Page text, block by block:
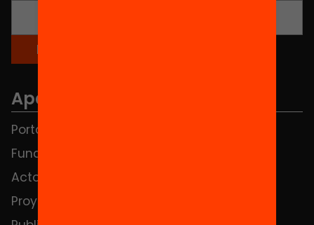
Apartados
Portada
Fundación
Actos
Proyectos